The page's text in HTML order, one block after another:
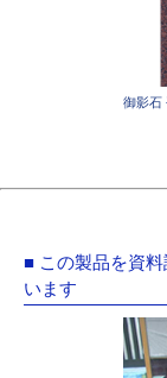
御影石
■ この製品を資
います